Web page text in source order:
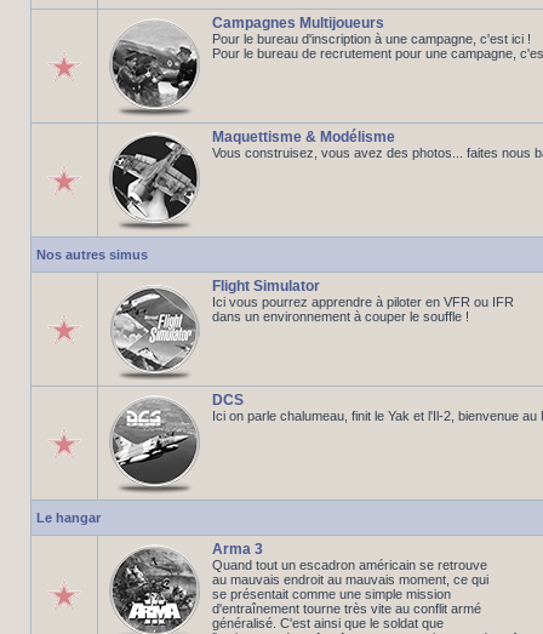
Campagnes Multijoueurs
Pour le bureau d'inscription à une campagne, c'est ici !
Pour le bureau de recrutement pour une campagne,
Maquettisme & Modélisme
Vous construisez, vous avez des photos... faites nous
Nos autres simus
Flight Simulator
Ici vous pourrez apprendre à piloter en VFR ou IFR
dans un environnement à couper le souffle !
DCS
Ici on parle chalumeau, finit le Yak et l'Il-2, bienvenue au
Le hangar
Arma 3
Quand tout un escadron américain se retrouve
au mauvais endroit au mauvais moment, ce qui
se présentait comme une simple mission
d'entraînement tourne très vite au conflit armé
généralisé. C'est ainsi que le soldat que